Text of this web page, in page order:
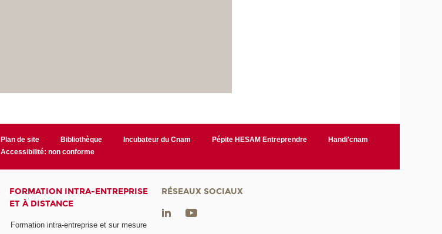
Plan de site Bibliothèque Incubateur du Cnam Pépite HESAM Entreprendre
Handi'cnam
Accessibilité: non conforme
FORMATION INTRA-ENTREPRISE
ET À DISTANCE
Formation intra-entreprise et sur mesure
RÉSEAUX SOCIAUX